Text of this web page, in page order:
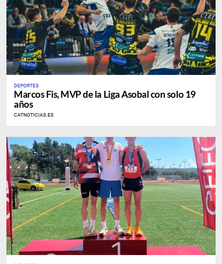
DEPORTES
Marcos Fis, MVP de la Liga Asobal con solo 19
años
CATNOTICIAS.ES